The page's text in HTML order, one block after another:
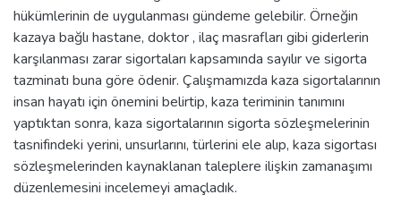
hükümlerinin de uygulanması gündeme gelebilir. Örneğin
kazaya bağlı hastane, doktor , ilaç masrafları gibi giderlerin
karşılanması zarar sigortaları kapsamında sayılır ve sigorta
tazminatı buna göre ödenir. Çalışmamızda kaza sigortalarının
insan hayatı için önemini belirtip, kaza teriminin tanımını
yaptıktan sonra, kaza sigortalarının sigorta sözleşmelerinin
tasnifindeki yerini, unsurlarını, türlerini ele alıp, kaza sigortası
sözleşmelerinden kaynaklanan taleplere ilişkin zamanaşımı
düzenlemesini incelemeyi amaçladık.